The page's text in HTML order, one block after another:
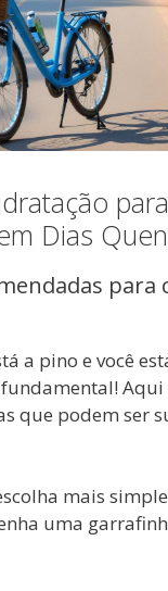
Dias
para
a pino e você
Aqui
que podem ser
mais
uma